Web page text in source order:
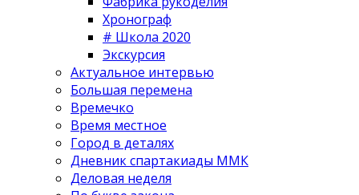
Хронограф
# Школа 2020
Экскурсия
Актуальное интервью
Большая перемена
Времечко
Время местное
Город в деталях
Дневник спартакиады ММК
Деловая неделя